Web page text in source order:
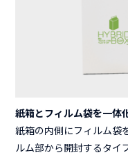
紙箱とフィルム袋を一体
紙箱の内側にフィルム袋
ルム部から開封するタイ